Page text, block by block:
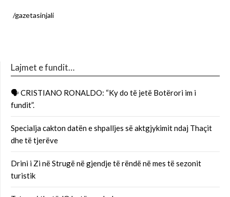
/gazetasinjali
Lajmet e fundit…
🗣 CRISTIANO RONALDO: “Ky do të jetë Botërori im i
fundit”.
Specialja cakton datën e shpalljes së aktgjykimit ndaj Thaçit
dhe të tjerëve
Drini i Zi në Strugë në gjendje të rëndë në mes të sezonit
turistik